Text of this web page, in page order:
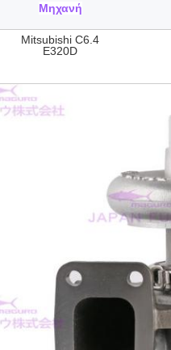
Μηχανή
Mitsubishi C6.4
E320D